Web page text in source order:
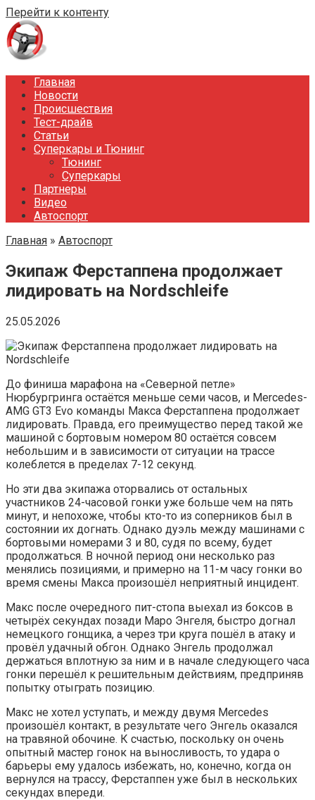
Перейти к контенту
Главная
Новости
Происшествия
Тест-драйв
Статьи
Суперкары и Тюнинг
Тюнинг
Суперкары
Партнеры
Видео
Автоспорт
Главная » Автоспорт
Экипаж Ферстаппена продолжает
лидировать на Nordschleife
25.05.2026
До финиша марафона на «Северной петле»
Нюрбургринга остаётся меньше семи часов, и Mercedes-
AMG GT3 Evo команды Макса Ферстаппена продолжает
лидировать. Правда, его преимущество перед такой же
машиной с бортовым номером 80 остаётся совсем
небольшим и в зависимости от ситуации на трассе
колеблется в пределах 7-12 секунд.
Но эти два экипажа оторвались от остальных
участников 24-часовой гонки уже больше чем на пять
минут, и непохоже, чтобы кто-то из соперников был в
состоянии их догнать. Однако дуэль между машинами с
бортовыми номерами 3 и 80, судя по всему, будет
продолжаться. В ночной период они несколько раз
менялись позициями, и примерно на 11-м часу гонки во
время смены Макса произошёл неприятный инцидент.
Макс после очередного пит-стопа выехал из боксов в
четырёх секундах позади Маро Энгеля, быстро догнал
немецкого гонщика, а через три круга пошёл в атаку и
провёл удачный обгон. Однако Энгель продолжал
держаться вплотную за ним и в начале следующего часа
гонки перешёл к решительным действиям, предприняв
попытку отыграть позицию.
Макс не хотел уступать, и между двумя Mercedes
произошёл контакт, в результате чего Энгель оказался
на травяной обочине. К счастью, поскольку он очень
опытный мастер гонок на выносливость, то удара о
барьеры ему удалось избежать, но, конечно, когда он
вернулся на трассу, Ферстаппен уже был в нескольких
секундах впереди.